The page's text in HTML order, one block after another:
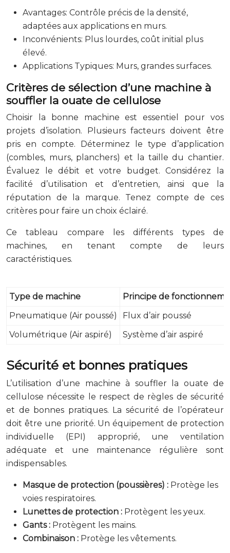
Avantages: Contrôle précis de la densité,
adaptées aux applications en murs.
Inconvénients: Plus lourdes, coût initial plus
élevé.
Applications Typiques: Murs, grandes surfaces.
Critères de sélection d’une machine à
souffler la ouate de cellulose
Choisir la bonne machine est essentiel pour vos
projets d’isolation. Plusieurs facteurs doivent être
pris en compte. Déterminez le type d’application
(combles, murs, planchers) et la taille du chantier.
Évaluez le débit et votre budget. Considérez la
facilité d’utilisation et d’entretien, ainsi que la
réputation de la marque. Tenez compte de ces
critères pour faire un choix éclairé.
Ce tableau compare les différents types de
machines, en tenant compte de leurs
caractéristiques.
Type de machine
Principe de
Pneumatique (Air poussé)
Flux d’air poussé
Volumétrique (Air aspiré)
Système d’air aspiré
Sécurité et bonnes pratiques
L’utilisation d’une machine à souffler la ouate de
cellulose nécessite le respect de règles de sécurité
et de bonnes pratiques. La sécurité de l’opérateur
doit être une priorité. Un équipement de protection
individuelle (EPI) approprié, une ventilation
adéquate et une maintenance régulière sont
indispensables.
Masque de protection (poussières) : Protège les
voies respiratoires.
Lunettes de protection : Protègent les yeux.
Gants : Protègent les mains.
Combinaison : Protège les vêtements.